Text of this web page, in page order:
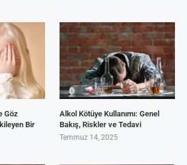
Göz
Bir
Alkol Kötüye Kullanımı: Genel
Bakış, Riskler ve Tedavi
Temmuz 14, 2025